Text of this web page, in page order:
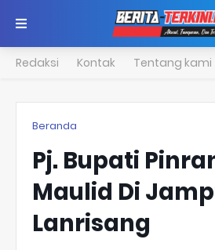
Redaksi Kontak Tentang kami
Beranda
Pj. Bupati
Maulid Di
Lanrisang